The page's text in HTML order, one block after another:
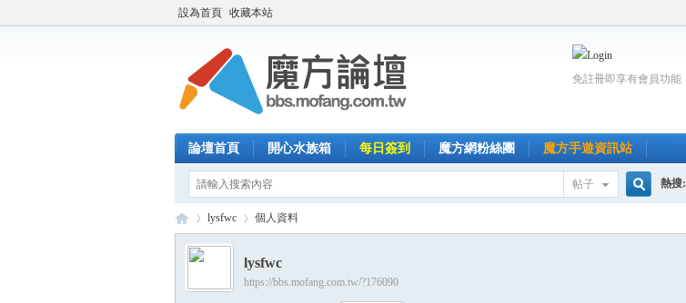
設為首頁 收藏本站
免註冊即享有會員功能
論壇首頁 開心水族箱 每日簽到 魔方網粉絲團 魔方手遊資訊站
帖子 熱搜:
›
lysfwc 個人資料
lysfwc
https://bbs.mofang.com.tw/?176090